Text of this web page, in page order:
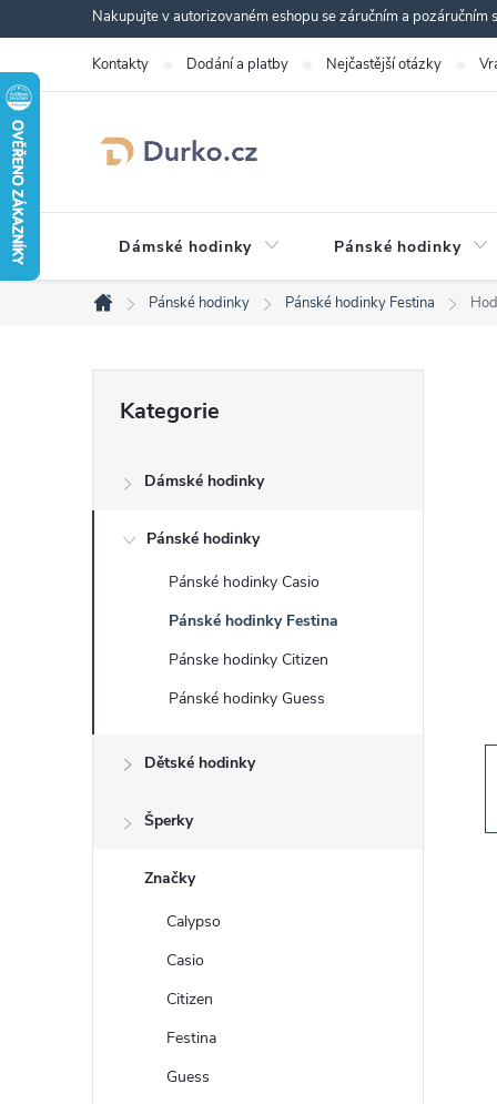
na
obsah
Nakupujte v autorizovaném eshopu se záručním a pozáručním
Kontakty Dodání a platby Nejčastější otázky
Dámské hodinky Pánské hodinky
Domů
Pánské hodinky Pánské hodinky Festina
s
n
kategorie
Kategorie
Dámské hodinky
Pánské hodinky
Pánské hodinky Casio
Pánské hodinky Festina
Pánske hodinky Citizen
Pánské hodinky Guess
Dětské hodinky
Šperky
Značky
Calypso
Casio
Citizen
Festina
Guess